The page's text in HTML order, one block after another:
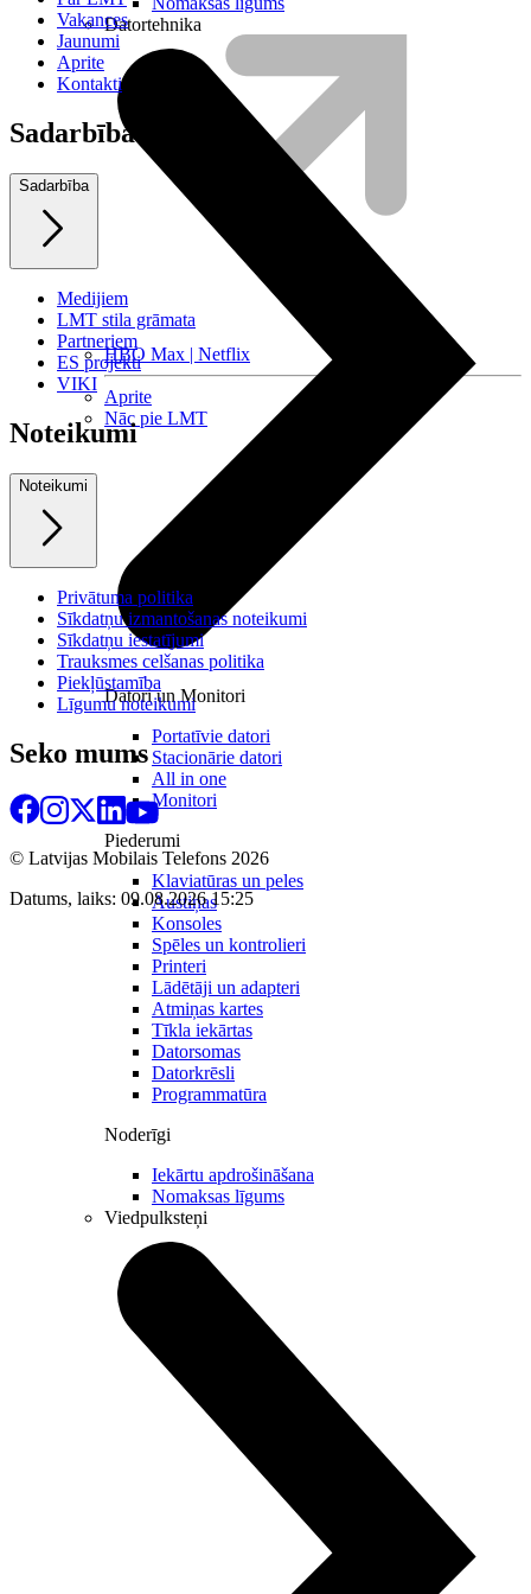
HBO Max | Netflix
Aprite
Nāc pie LMT
Datortehnika
Datori un Monitori
Portatīvie datori
Stacionārie datori
All in one
Monitori
Piederumi
Klaviatūras un peles
Austiņas
Konsoles
Spēles un kontrolieri
Printeri
Lādētāji un adapteri
Atmiņas kartes
Tīkla iekārtas
Datorsomas
Datorkrēsli
Programmatūra
Noderīgi
Iekārtu apdrošināšana
Nomaksas līgums
Viedpulksteņi
Vakances
Jaunumi
Aprite
Kontakti
Sadarbība
Sadarbība
Medijiem
LMT stila grāmata
Partneriem
ES projekti
VIKI
Noteikumi
Noteikumi
Privātuma politika
Sīkdatņu izmantošanas noteikumi
Sīkdatņu iestatījumi
Trauksmes celšanas politika
Piekļūstamība
Līgumu noteikumi
Seko mums
© Latvijas Mobilais Telefons 2026
Datums, laiks: 09.08.2026 15:25